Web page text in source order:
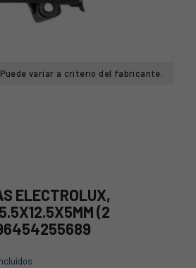
variar a criterio del fabricante.
ELECTROLUX,
(2